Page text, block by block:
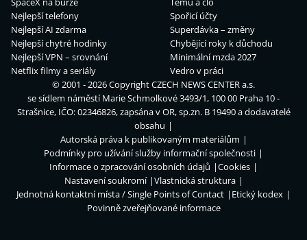
Nejlepší telefony
Nejlepší AI zdarma
Nejlepší chytré hodinky
Nejlepší VPN – srovnání
Netflix filmy a seriály
Spořicí účty
Superdávka – změny
Chybějící roky k důchodu
Minimální mzda 2027
Vedro v práci
© 2001 - 2026 CopyrightCZECH NEWS CENTER a.s.
se sídlem náměstí Marie Schmolkové 3493/1, 100 00 Praha 10 -
Strašnice, IČO: 02346826, zapsána v OR, sp.zn. B 19490 a dodavatelé
obsahu
Autorská práva k publikovaným materiálům
Podmínky pro užívání služby informační společnosti
Informace o zpracování osobních údajů
Cookies
Nastavení soukromí
Vlastnická struktura
Jednotná kontaktní místa / Single Points of Contact
Etický kodex
Povinně zveřejňované informace